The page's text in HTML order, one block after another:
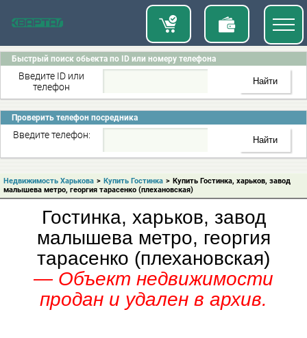
Быстрый поиск обьекта по ID или номеру телефона
Введите ID или
телефон
Проверить телефон посредника
Введите телефон:
Недвижимость Харькова > Купить Гостинка > Купить Гостинка, харьков, завод
малышева метро, георгия тарасенко (плехановская)
Гостинка, харьков, завод
малышева метро, георгия
тарасенко (плехановская)
— Объект недвижимости
продан и удален в архив.